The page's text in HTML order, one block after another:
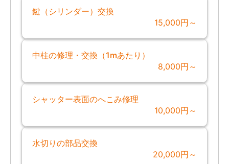
鍵（シリンダー）交換
15,000円～
中柱の修理・交換（1mあたり）
8,000円～
シャッター表面のへこみ修理
10,000円～
水切りの部品交換
20,000円～